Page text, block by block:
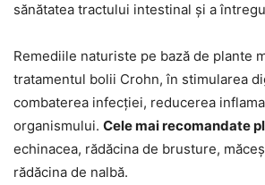
sănătatea tractului intestinal și a
Remediile naturiste pe bază de plante
tratamentul bolii Crohn, în stimularea
combaterea infecției, reducerea
organismului. Cele mai recomandate
echinacea, rădăcina de brusture,
rădăcina de nalbă.